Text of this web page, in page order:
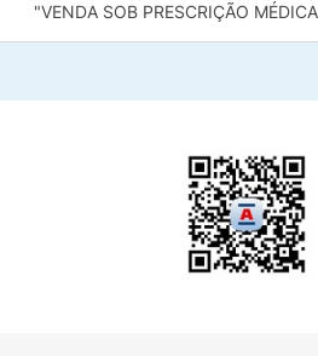
"VENDA SOB PRESCRIÇÃO